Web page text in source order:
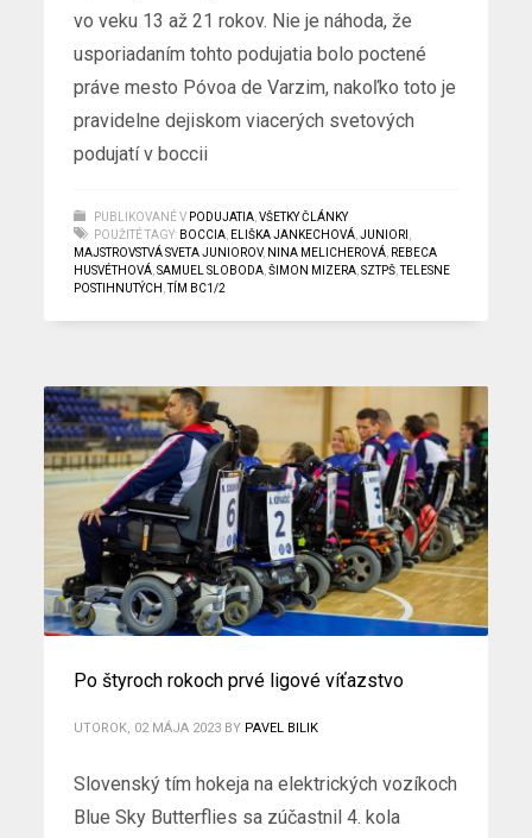
vo veku 13 až 21 rokov. Nie je náhoda, že
usporiadaním tohto podujatia bolo poctené
práve mesto Póvoa de Varzim, nakoľko toto je
pravidelne dejiskom viacerých svetových
podujatí v boccii
PUBLIKOVANÉ V PODUJATIA ,VŠETKY ČLÁNKY
POUŽITÉ TAGY: BOCCIA ELIŠKA JANKECHOVÁ ,JUNIORI
MAJSTROVSTVÁ SVETA JUNIOROV, NINA MELICHEROVÁ REBECA
HUSVÉTHOVÁ ,SAMUEL SLOBODA ,ŠIMON MIZERA ,SZTPŠ ,TELESNE
POSTIHNUTÝCH ,TÍM BC1/2
Po štyroch rokoch prvé ligové víťazstvo
UTOROK, 02 MÁJA 2023 BY PAVEL BILIK
Slovenský tím hokeja na elektrických vozíkoch
Blue Sky Butterflies sa zúčastnil 4. kola